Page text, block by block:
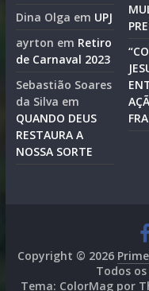
Dina Olga em UPJ
ayrton em Retiro
de Carnaval 2023
Sebastião Soares
da Silva em
QUANDO DEUS
RESTAURA A
NOSSA SORTE
Copyright © 2026
Todos
Tema: ColorMag por